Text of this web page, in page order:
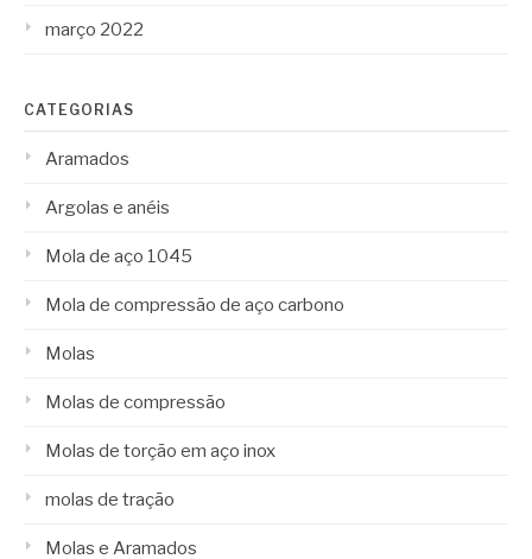
março 2022
CATEGORIAS
Aramados
Argolas e anéis
Mola de aço 1045
Mola de compressão de aço carbono
Molas
Molas de compressão
Molas de torção em aço inox
molas de tração
Molas e Aramados